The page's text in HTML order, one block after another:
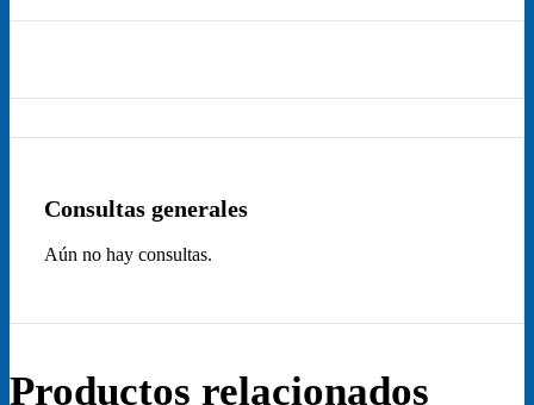
Consultas generales
Aún no hay consultas.
Productos relacionados